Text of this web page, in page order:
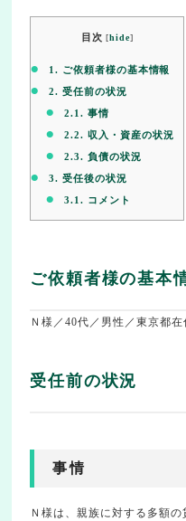
目次 [hide]
1. ご依頼者様の基本情報
2. 受任前の状況
2.1. 事情
2.2. 収入・資産の状況
2.3. 負債の状況
3. 受任後の状況
3.1. コメント
ご依頼者様の基本
Ｎ様／40代／男性／東京都在
受任前の状況
事情
Ｎ様は、親族に対する多額